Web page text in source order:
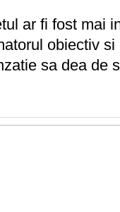
ar fi fost mai
obiectiv
sa dea de